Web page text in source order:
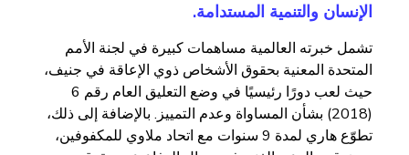
الإنسان والتنمية المستدامة.
تشمل خبرته العالمية مساهمات كبيرة في لجنة الأمم
المتحدة المعنية بحقوق الأشخاص ذوي الإعاقة في جنيف،
حيث لعب دورًا رئيسيًا في وضع التعليق العام رقم 6
(2018) بشأن المساواة وعدم التمييز. بالإضافة إلى ذلك،
تطوّع هاري لمدة 9 سنوات مع اتحاد ملاوي للمكفوفين،